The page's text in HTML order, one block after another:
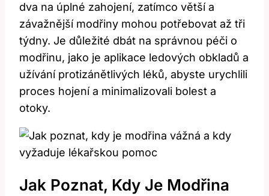
dva na úplné zahojení, zatímco větší a
závažnější modřiny mohou potřebovat až tři
týdny. Je důležité dbát na správnou péči o
modřinu, jako je aplikace ledových obkladů a
užívání protizánětlivých léků, abyste urychlili
proces hojení a minimalizovali bolest a
otoky.
Jak Poznat, Kdy Je Modřina